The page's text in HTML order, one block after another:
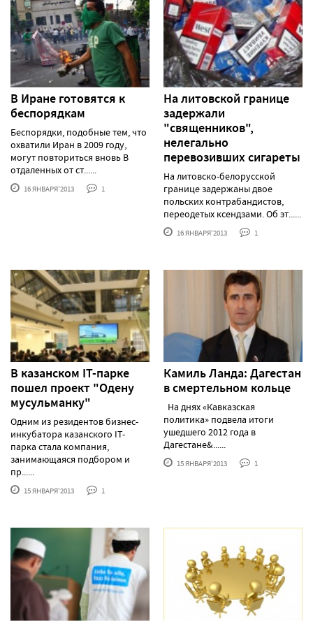
В Иране готовятся к
беспорядкам
Беспорядки, подобные тем, что
охватили Иран в 2009 году,
могут повториться вновь В
отдаленных от ст......
16 ЯНВАРЯ'2013 1
На литовской границе
задержали
"священников",
нелегально
перевозивших сигареты
На литовско-белорусской
границе задержаны двое
польских контрабандистов,
переодетых ксендзами. Об эт......
16 ЯНВАРЯ'2013 1
В казанском IT-парке
пошел проект "Одену
мусульманку"
Одним из резидентов бизнес-
инкубатора казанского IТ-
парка стала компания,
занимающаяся подбором и
пр......
15 ЯНВАРЯ'2013 1
Камиль Ланда: Дагестан
в смертельном кольце
На днях «Кавказская
политика» подвела итоги
ушедшего 2012 года в
Дагестане&......
15 ЯНВАРЯ'2013 1